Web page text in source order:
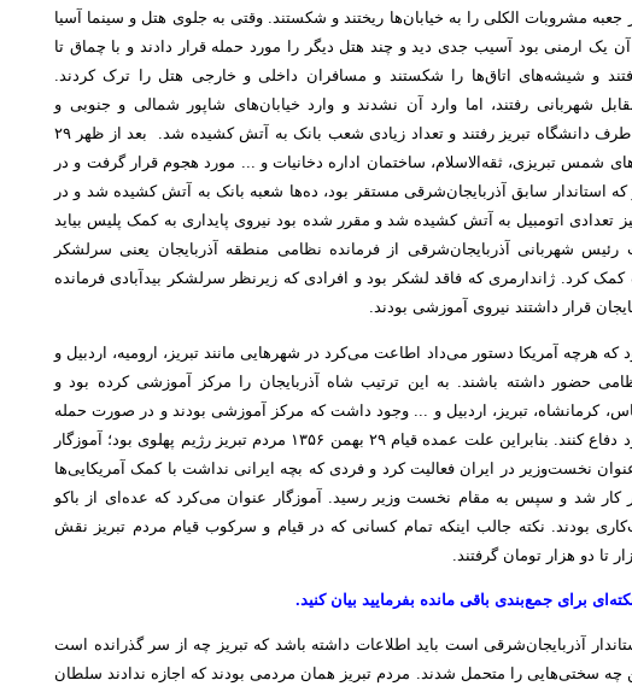
جعبه مشروبات الکلی را به خیابان‌ها ریختند و شکستند. وقتی به جلوی هتل و سینما آسیا
یک ارمنی بود آسیب جدی دید و چند هتل دیگر را مورد حمله قرار دادند و با چماق تا
و شیشه‌های اتاق‌ها را شکستند و مسافران داخلی و خارجی هتل را ترک کردند.
شهربانی رفتند، اما وارد آن نشدند و وارد خیابان‌های شاپور شمالی و جنوبی و
اطراف شدند و به طرف دانشگاه تبریز رفتند و تعداد زیادی شعب بانک به آتش کشیده شد. بعد از ظهر ۲۹
خیابان‌های شمس تبریزی، ثقه‌الاسلام، ساختمان اداره دخانیات و ... مورد هجوم قرار گرفت و در
استاندار سابق آذربایجان‌شرقی مستقر بود، ده‌ها شعبه بانک به آتش کشیده شد و در
تعدادی اتومبیل به آتش کشیده شد و مقرر شده بود نیروی پایداری به کمک پلیس بیاید
رئیس شهربانی آذربایجان‌شرقی از فرمانده نظامی منطقه آذربایجان یعنی سرلشکر
کمک کرد. ژاندارمری که فاقد لشکر بود و افرادی که زیرنظر سرلشکر بیدآبادی فرمانده
قرار داشتند نیروی آموزشی بودند.
هرچه آمریکا دستور می‌داد اطاعت می‌کرد در شهرهایی مانند تبریز، ارومیه، اردبیل و
حضور داشته باشند. به این ترتیب شاه آذربایجان را مرکز آموزشی کرده بود و
کرمانشاه، تبریز، اردبیل و ... وجود داشت که مرکز آموزشی بودند و در صورت حمله
نمی‌توانستند از خود دفاع کنند. بنابراین علت عمده قیام ۲۹ بهمن ۱۳۵۶ مردم تبریز رژیم پهلوی بود؛ آموزگار
نخست‌وزیر در ایران فعالیت کرد و فردی که بچه ایرانی نداشت با کمک آمریکایی‌ها
کار شد و سپس به مقام نخست وزیر رسید. آموزگار عنوان می‌کرد که عده‌ای از باکو
بودند. نکته جالب اینکه تمام کسانی که در قیام و سرکوب قیام مردم تبریز نقش
تا دو هزار تومان گرفتند.
نکته‌ای برای جمع‌بندی باقی مانده بفرمایید بیان کنید.
آذربایجان‌شرقی است باید اطلاعات داشته باشد که تبریز چه از سر گذرانده است
سختی‌هایی را متحمل شدند. مردم تبریز همان مردمی بودند که اجازه ندادند سلطان